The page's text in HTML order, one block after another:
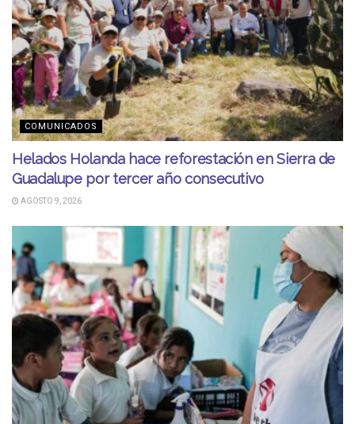
COMUNICADOS
Helados Holanda hace reforestación en Sierra de
Guadalupe por tercer año consecutivo
AGOSTO 9, 2026